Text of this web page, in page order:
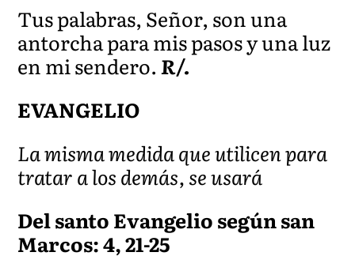
Tus palabras, Señor, son una
antorcha para mis pasos y una luz
en mi sendero.R/.
EVANGELIO
La misma medida que utilicen para
tratar a los demás, se usará
Del santo Evangelio según san
Marcos: 4, 21-25